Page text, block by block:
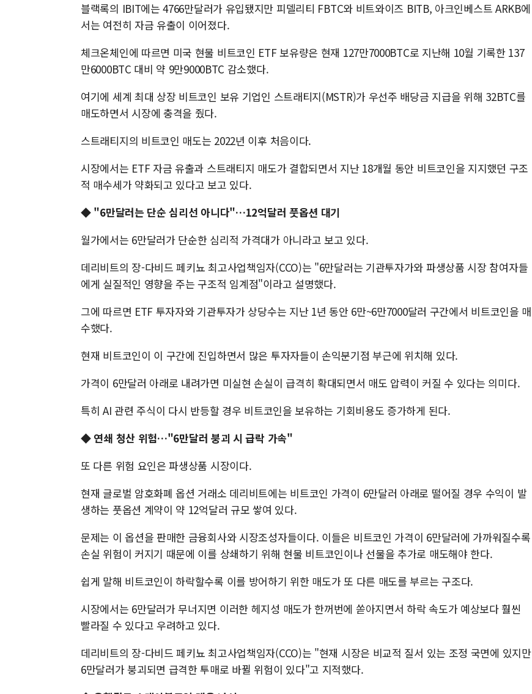
블랙록의 IBIT에는 4766만달러가 유입됐지만 피델리티 FBTC와 비트와이즈 BITB, 아크인베스트 ARKB에
서는 여전히 자금 유출이 이어졌다.
체크온체인에 따르면 미국 현물 비트코인 ETF 보유량은 현재 127만7000BTC로 지난해 10월 기록한 137
만6000BTC 대비 약 9만9000BTC 감소했다.
여기에 세계 최대 상장 비트코인 보유 기업인 스트래티지(MSTR)가 우선주 배당금 지급을 위해 32BTC를
매도하면서 시장에 충격을 줬다.
스트래티지의 비트코인 매도는 2022년 이후 처음이다.
시장에서는 ETF 자금 유출과 스트래티지 매도가 결합되면서 지난 18개월 동안 비트코인을 지지했던 구조
적 매수세가 약화되고 있다고 보고 있다.
◆ "6만달러는 단순 심리선 아니다"…12억달러 풋옵션 대기
월가에서는 6만달러가 단순한 심리적 가격대가 아니라고 보고 있다.
데리비트의 장-다비드 페키뇨 최고사업책임자(CCO)는 "6만달러는 기관투자가와 파생상품 시장 참여자들
에게 실질적인 영향을 주는 구조적 임계점"이라고 설명했다.
그에 따르면 ETF 투자자와 기관투자가 상당수는 지난 1년 동안 6만~6만7000달러 구간에서 비트코인을 매
수했다.
현재 비트코인이 이 구간에 진입하면서 많은 투자자들이 손익분기점 부근에 위치해 있다.
가격이 6만달러 아래로 내려가면 미실현 손실이 급격히 확대되면서 매도 압력이 커질 수 있다는 의미다.
특히 AI 관련 주식이 다시 반등할 경우 비트코인을 보유하는 기회비용도 증가하게 된다.
◆ 연쇄 청산 위험…"6만달러 붕괴 시 급락 가속"
또 다른 위험 요인은 파생상품 시장이다.
현재 글로벌 암호화폐 옵션 거래소 데리비트에는 비트코인 가격이 6만달러 아래로 떨어질 경우 수익이 발
생하는 풋옵션 계약이 약 12억달러 규모 쌓여 있다.
문제는 이 옵션을 판매한 금융회사와 시장조성자들이다. 이들은 비트코인 가격이 6만달러에 가까워질수록
손실 위험이 커지기 때문에 이를 상쇄하기 위해 현물 비트코인이나 선물을 추가로 매도해야 한다.
쉽게 말해 비트코인이 하락할수록 이를 방어하기 위한 매도가 또 다른 매도를 부르는 구조다.
시장에서는 6만달러가 무너지면 이러한 헤지성 매도가 한꺼번에 쏟아지면서 하락 속도가 예상보다 훨씬
빨라질 수 있다고 우려하고 있다.
데리비트의 장-다비드 페키뇨 최고사업책임자(CCO)는 "현재 시장은 비교적 질서 있는 조정 국면에 있지만
6만달러가 붕괴되면 급격한 투매로 바뀔 위험이 있다"고 지적했다.